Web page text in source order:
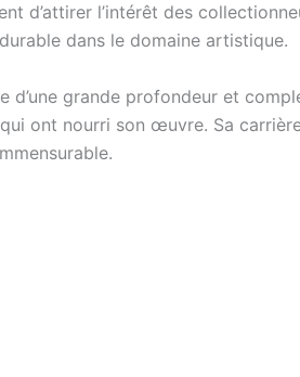
d’attirer l’intérêt des
dans le domaine artistique.
d’une grande profondeur et
ont nourri son œuvre. Sa